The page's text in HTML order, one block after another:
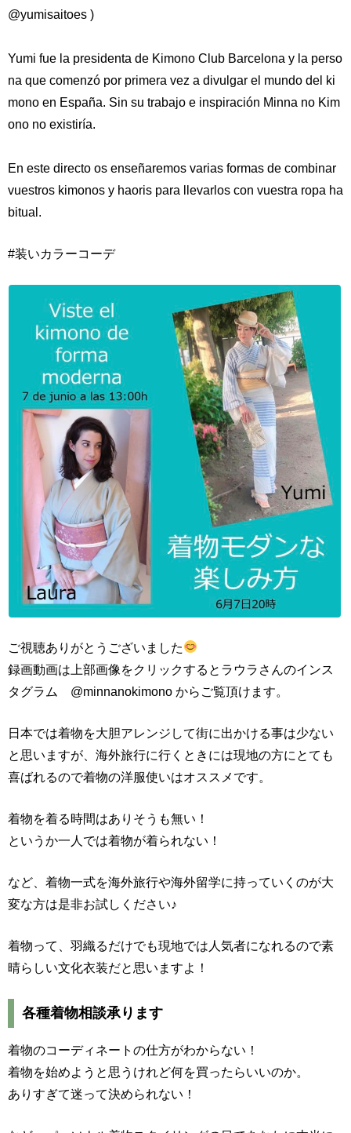
@yumisaitoes )
Yumi fue la presidenta de Kimono Club Barcelona y la perso
na que comenzó por primera vez a divulgar el mundo del ki
mono en España. Sin su trabajo e inspiración Minna no Kim
ono no existiría.
En este directo os enseñaremos varias formas de combinar
vuestros kimonos y haoris para llevarlos con vuestra ropa ha
bitual.
#装いカラーコーデ
ご視聴ありがとうございました
録画動画は上部画像をクリックするとラウラさんのインス
タグラム @minnanokimono からご覧頂けます。
日本では着物を大胆アレンジして街に出かける事は少ない
と思いますが、海外旅行に行くときには現地の方にとても
喜ばれるので着物の洋服使いはオススメです。
着物を着る時間はありそうも無い！
というか一人では着物が着られない！
など、着物一式を海外旅行や海外留学に持っていくのが大
変な方は是非お試しください♪
着物って、羽織るだけでも現地では人気者になれるので素
晴らしい文化衣装だと思いますよ！
各種着物相談承ります
着物のコーディネートの仕方がわからない！
着物を始めようと思うけれど何を買ったらいいのか。
ありすぎて迷って決められない！